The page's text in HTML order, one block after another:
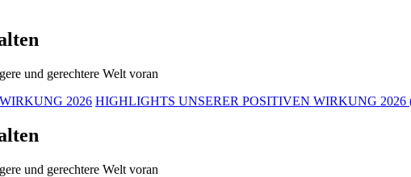
und gerechtere Welt voran
2026 HIGHLIGHTS UNSERER POSITIVEN WIRKUNG 2026
und gerechtere Welt voran